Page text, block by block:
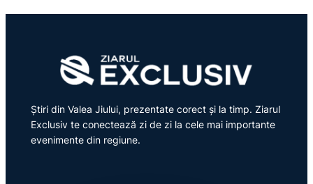
Știri din Valea Jiului, prezentate corect și la timp. Ziarul
Exclusiv te conectează zi de zi la cele mai importante
evenimente din regiune.